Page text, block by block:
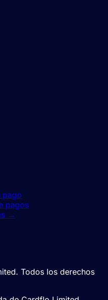
pago
pagos
→
Todos los derechos